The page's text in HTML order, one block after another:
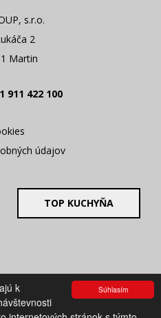
Súhlasím
k
s.r.o.
2
Martin
911 422 100
údajov
TOP KUCHYŇA
|
Created by CTS Europe